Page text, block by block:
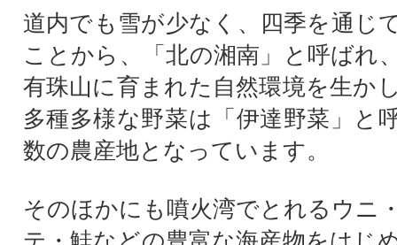
道内でも雪が少なく、四季を通じ
ことから、「北の湘南」と呼ばれ
有珠山に育まれた自然環境を生か
多種多様な野菜は「伊達野菜」と
数の農産地となっています。
そのほかにも噴火湾でとれるウニ